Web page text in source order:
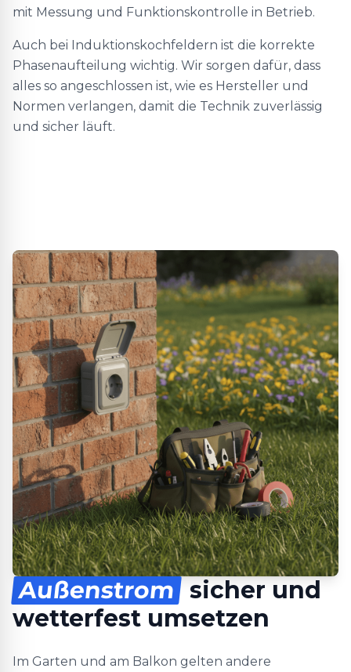
mit Messung und Funktionskontrolle in Betrieb.
Auch bei Induktionskochfeldern ist die korrekte
Phasenaufteilung wichtig. Wir sorgen dafür, dass
alles so angeschlossen ist, wie es Hersteller und
Normen verlangen, damit die Technik zuverlässig
und sicher läuft.
Außenstrom sicher und
wetterfest umsetzen
Im Garten und am Balkon gelten andere